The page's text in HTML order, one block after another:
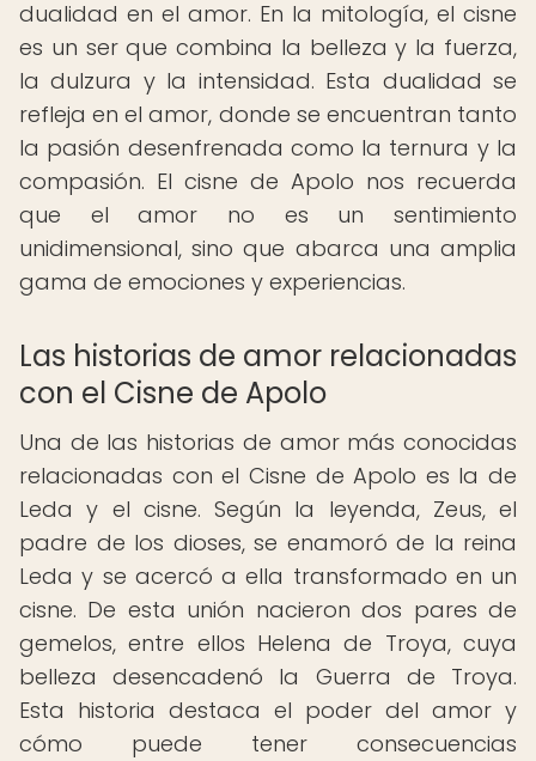
dualidad en el amor. En la mitología, el cisne
es un ser que combina la belleza y la fuerza,
la dulzura y la intensidad. Esta dualidad se
refleja en el amor, donde se encuentran tanto
la pasión desenfrenada como la ternura y la
compasión. El cisne de Apolo nos recuerda
que el amor no es un sentimiento
unidimensional, sino que abarca una amplia
gama de emociones y experiencias.
Las historias de amor relacionadas
con el Cisne de Apolo
Una de las historias de amor más conocidas
relacionadas con el Cisne de Apolo es la de
Leda y el cisne. Según la leyenda, Zeus, el
padre de los dioses, se enamoró de la reina
Leda y se acercó a ella transformado en un
cisne. De esta unión nacieron dos pares de
gemelos, entre ellos Helena de Troya, cuya
belleza desencadenó la Guerra de Troya.
Esta historia destaca el poder del amor y
cómo puede tener consecuencias